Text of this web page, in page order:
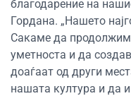
благодарение на
Гордана. „Нашето
Сакаме да
уметноста и да
доаѓаат од други
нашата култура и да